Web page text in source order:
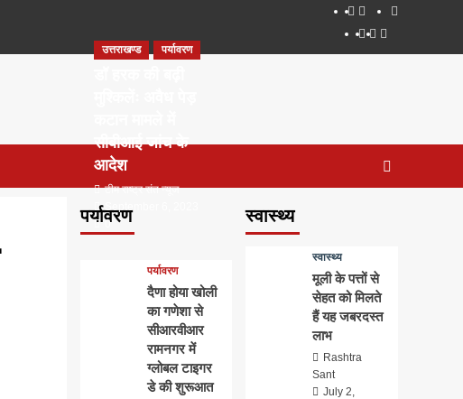
About
WEB
SERIES
Dehradun
Smart
Life
in
Places
to
सम्पर्क
पर्यावरण
उत्तराखण्ड पर्यावरण
सीबीआई जांच के
आदेश
टीम राष्ट्र संत न्यूज
September 6, 2023
0
पर्यावरण
दैणा होया खोली
का गणेशा से
सीआरवीआर
रामनगर में
ग्लोबल टाइगर
डे की शुरूआत
स्वास्थ्य
स्वास्थ्य
मूली के पत्तों से
सेहत को मिलते
हैं यह जबरदस्त
लाभ
Rashtra
Sant
July 2,